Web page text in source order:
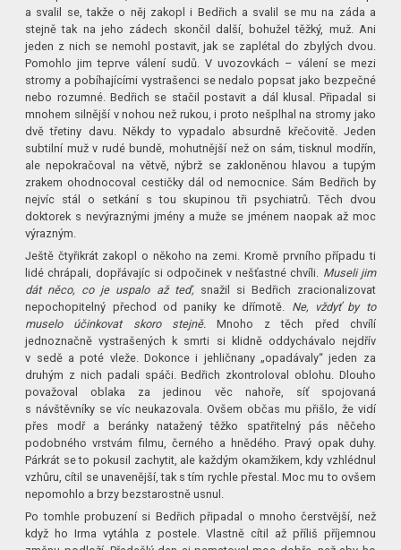
a svalil se, takže o něj zakopl i Bedřich a svalil se mu na záda a
stejně tak na jeho zádech skončil další, bohužel těžký, muž. Ani
jeden z nich se nemohl postavit, jak se zaplétal do zbylých dvou.
Pomohlo jim teprve válení sudů. V uvozovkách – válení se mezi
stromy a pobíhajícími vystrašenci se nedalo popsat jako bezpečné
nebo rozumné. Bedřich se stačil postavit a dál klusal. Připadal si
mnohem silnější v nohou než rukou, i proto nešplhal na stromy jako
dvě třetiny davu. Někdy to vypadalo absurdně křečovitě. Jeden
subtilní muž v rudé bundě, mohutnější než on sám, tisknul modřín,
ale nepokračoval na větvě, nýbrž se zakloněnou hlavou a tupým
zrakem ohodnocoval cestičky dál od nemocnice. Sám Bedřich by
nejvíc stál o setkání s tou skupinou tři psychiatrů. Těch dvou
doktorek s nevýraznými jmény a muže se jménem naopak až moc
výrazným.
Ještě čtyřikrát zakopl o někoho na zemi. Kromě prvního případu ti
lidé chrápali, dopřávajíc si odpočinek v nešťastné chvíli. Museli jim
dát něco, co je uspalo až teď,snažil si Bedřich zracionalizovat
nepochopitelný přechod od paniky ke dřímotě. Ne, vždyť by to
muselo účinkovat skoro stejně. Mnoho z těch před chvílí
jednoznačně vystrašených k smrti si klidně oddychávalo nejdřív
v sedě a poté vleže. Dokonce i jehličnany „opadávaly“ jeden za
druhým z nich padali spáči. Bedřich zkontroloval oblohu. Dlouho
považoval oblaka za jedinou věc nahoře, síť spojovaná
s návštěvníky se víc neukazovala. Ovšem občas mu přišlo, že vidí
přes modř a beránky natažený těžko spatřitelný pás něčeho
podobného vrstvám filmu, černého a hnědého. Pravý opak duhy.
Párkrát se to pokusil zachytit, ale každým okamžikem, kdy vzhlédnul
vzhůru, cítil se unavenější, tak s tím rychle přestal. Moc mu to ovšem
nepomohlo a brzy bezstarostně usnul.
Po tomhle probuzení si Bedřich připadal o mnoho čerstvější, než
když ho Irma vytáhla z postele. Vlastně cítil až příliš příjemnou